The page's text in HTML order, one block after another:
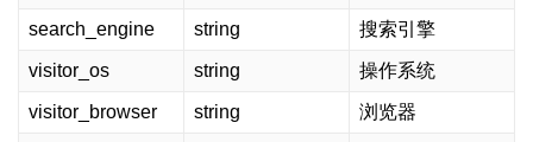
search_engine string 搜索引擎
visitor_os string 操作系统
visitor_browser string 浏览器